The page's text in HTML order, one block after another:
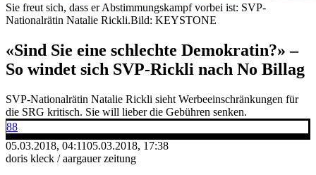
Sie freut sich, dass er Abstimmungskampf vorbei ist: SVP-
Nationalrätin Natalie Rickli.Bild: KEYSTONE
«Sind Sie eine schlechte Demokratin?» –
So windet sich SVP-Rickli nach No Billag
SVP-Nationalrätin Natalie Rickli sieht Werbeeinschränkungen für
die SRG kritisch. Sie will lieber die Gebühren senken.
88
05.03.2018, 04:1105.03.2018, 17:38
doris kleck / aargauer zeitung